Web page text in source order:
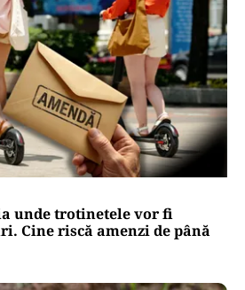
unde trotinetele vor fi
Cine riscă amenzi de până